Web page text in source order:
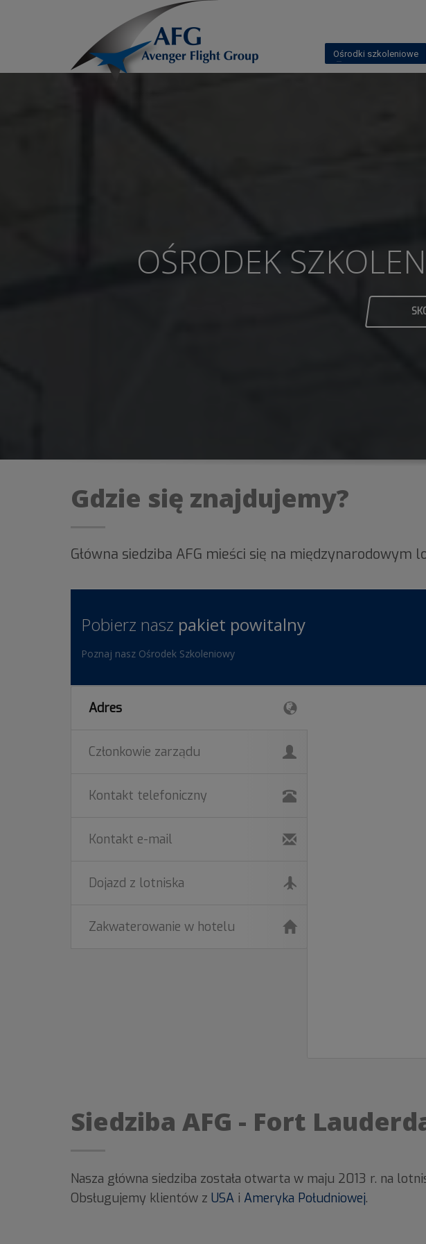
Ośrodki szkoleniowe
OŚRODEK
Gdzie się znajdujemy?
Główna siedziba AFG mieści się na międzynarodowym
Pobierz nasz pakiet powitalny
Poznaj nasz Ośrodek Szkoleniowy
Adres
Członkowie zarządu
Kontakt telefoniczny
Kontakt e-mail
Dojazd z lotniska
Zakwaterowanie w hotelu
Siedziba AFG - Fort
Nasza główna siedziba została otwarta w maju 2013 r. na
Obsługujemy klientów z USA i Ameryka Południowej.